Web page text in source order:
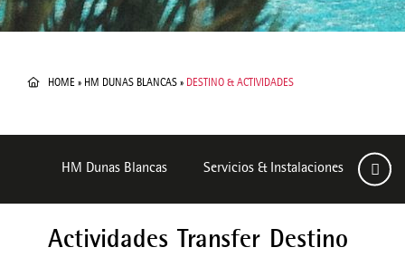
HOME » HM DUNAS BLANCAS » DESTINO & ACTIVIDADES
HM Dunas Blancas Servicios & Instalaciones
Actividades Transfer Destino